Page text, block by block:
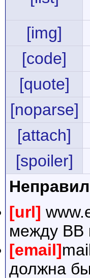
[img]
[code]
[quote]
[noparse]
[attach]
[spoiler]
[url]
между BB
[email]
должна